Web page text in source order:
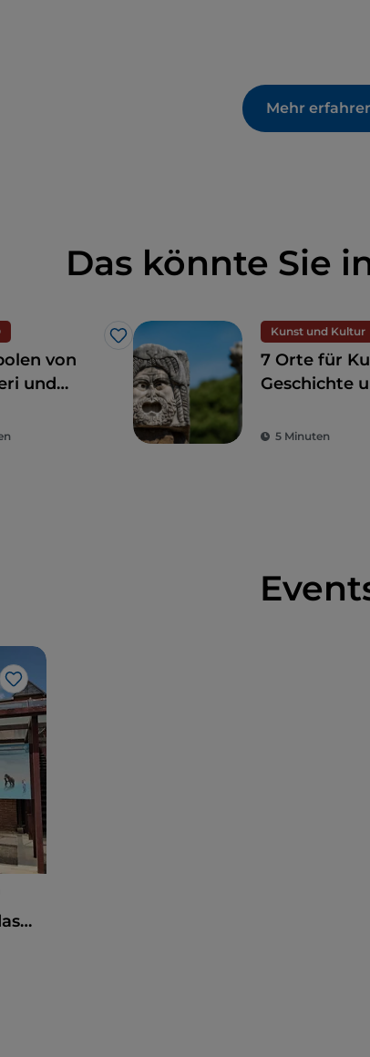
Mehr
Das könnte Sie
Like
von
und
die
Kunst und Kultur
7 Orte für
Geschichte
von Rom
5 Minuten
Like